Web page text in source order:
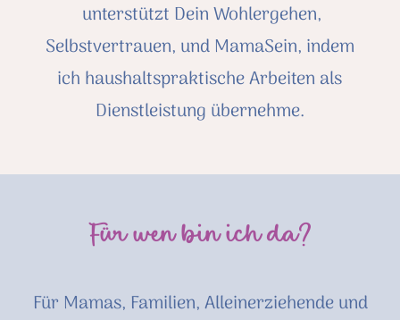
unterstützt Dein Wohlergehen,
Selbstvertrauen, und MamaSein, indem
ich haushaltspraktische Arbeiten als
Dienstleistung übernehme.
Für wen bin ich da?
Für Mamas, Familien, Alleinerziehende und